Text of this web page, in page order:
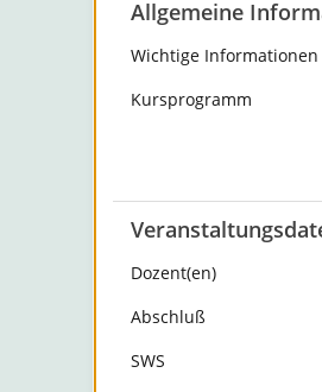
Allgemeine
Wichtige Informationen
Kursprogramm
Dozent(en)
Abschluß
SWS